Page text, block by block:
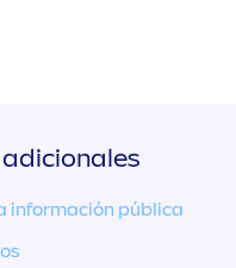
información pública